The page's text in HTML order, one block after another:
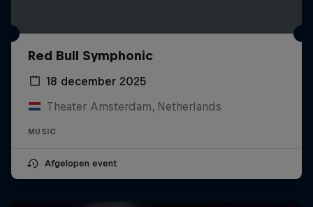
Red Bull Symphonic
18 december 2025
Theater Amsterdam, Netherlands
MUSIC
Afgelopen event